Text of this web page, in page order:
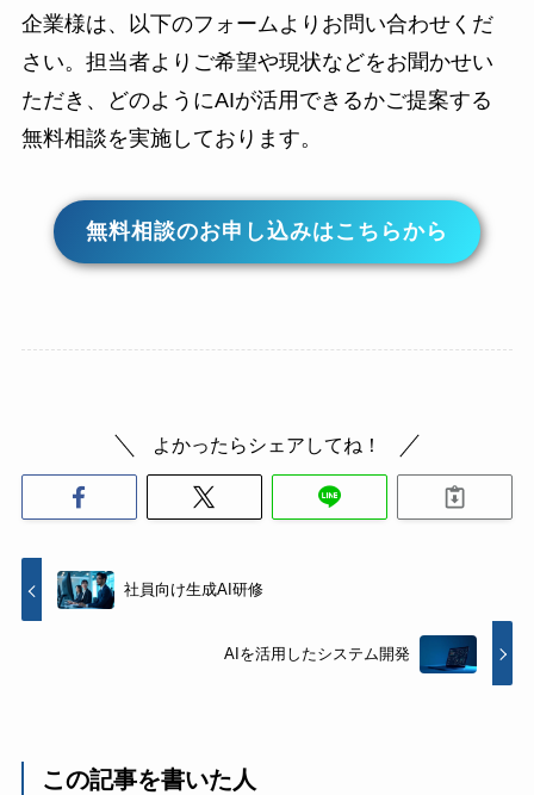
企業様は、以下のフォームよりお問い合わせくだ
さい。担当者よりご希望や現状などをお聞かせい
ただき、どのようにAIが活用できるかご提案する
無料相談を実施しております。
無料相談のお申し込みはこちらから
よかったらシェアしてね！
社員向け生成AI研修
AIを活用したシステム開発
この記事を書いた人